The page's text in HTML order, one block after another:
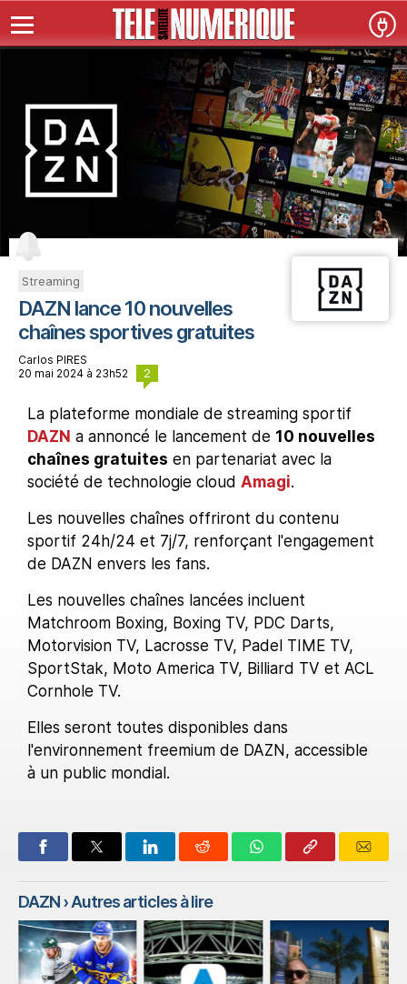
Streaming
DAZN lance 10 nouvelles
chaînes sportives gratuites
Carlos PIRES
20 mai 2024 à 23h52
2
La plateforme mondiale de streaming sportif
DAZN a annoncé le lancement de 10 nouvelles
chaînes gratuites en partenariat avec la
société de technologie cloud Amagi.
Les nouvelles chaînes offriront du contenu
sportif 24h/24 et 7j/7, renforçant l'engagement
de DAZN envers les fans.
Les nouvelles chaînes lancées incluent
Matchroom Boxing, Boxing TV, PDC Darts,
Motorvision TV, Lacrosse TV, Padel TIME TV,
SportStak, Moto America TV, Billiard TV et ACL
Cornhole TV.
Elles seront toutes disponibles dans
l'environnement freemium de DAZN, accessible
à un public mondial.
DAZN› Autres articles à lire